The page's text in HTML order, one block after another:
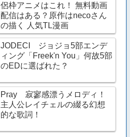
侶枠アニメはこれ！ 無料動画
配信はある？原作はnecoさん
の描く 人気TL漫画
JODECI ジョジョ5部エンデ
ィング「Freek'n You」何故5部
のEDに選ばれた？
Pray 寂寥感漂うメロディ！
主人公レイチェルの綴る幻想
的な歌詞！